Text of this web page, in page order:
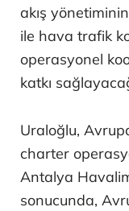
akış
ile hava trafik
operasyonel
katkı
Uraloğlu,
charter
Antalya
sonucunda,